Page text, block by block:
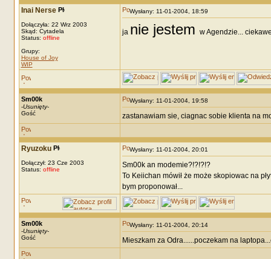
Inai Nerse
Dołączyła: 22 Wrz 2003
Skąd: Cytadela
Status: offline
Grupy:
House of Joy
WIP
Wysłany: 11-01-2004, 18:59
ja nie jestem w Agendzie...
Sm00k
-Usunięty-
Gość
Wysłany: 11-01-2004, 19:58
zastanawiam sie, ciagnac sobie klienta na
Ryuzoku
Dołączył: 23 Cze 2003
Status: offline
Wysłany: 11-01-2004, 20:01
Sm00k an modemie?!?!?!?
To Keiichan mówił że może skopiowac na
bym proponował...
Sm00k
-Usunięty-
Gość
Wysłany: 11-01-2004, 20:14
Mieszkam za Odra......poczekam na